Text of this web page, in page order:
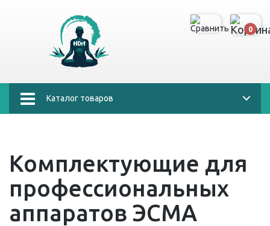
0
Каталог товаров
Комплектующие для
профессиональных
аппаратов ЭСМА